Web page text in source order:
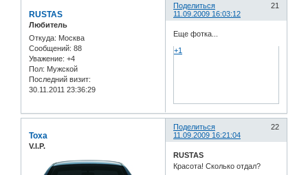
Поделиться
21
11.09.2009 16:03:12
RUSTAS
Любитель
Откуда: Москва
Сообщений: 88
Уважение: +4
Пол: Мужской
Последний визит:
30.11.2011 23:36:29
Еще фотка...
+1
Поделиться
22
11.09.2009 16:21:04
Toxa
V.I.P.
RUSTAS
Красота! Сколько отдал?